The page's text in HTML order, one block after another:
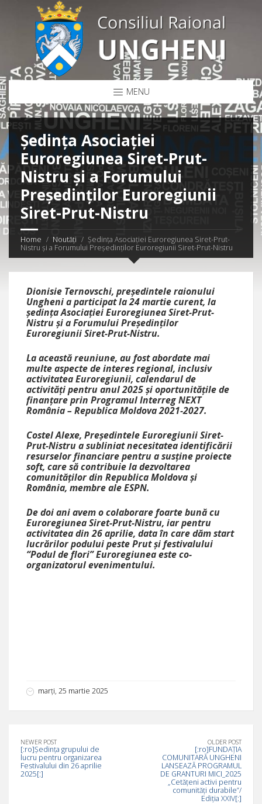
MENU
Ședința Asociației
Euroregiunea Siret-Prut-
Nistru și a Forumului
Președinților Euroregiunii
Siret-Prut-Nistru
Home Noutăți
Ședința Asociației Euroregiunea Siret-Prut-
Nistru și a Forumului Președinților Euroregiunii Siret-Prut-Nistru
Dionisie Ternovschi, președintele raionului
Ungheni a participat la 24 martie curent, la
ședința Asociației Euroregiunea Siret-Prut-
Nistru și a Forumului Președinților
Euroregiunii Siret-Prut-Nistru.
La această reuniune, au fost abordate mai
multe aspecte de interes regional, inclusiv
activitatea Euroregiunii, calendarul de
activități pentru anul 2025 și oportunitățile de
finanțare prin Programul Interreg NEXT
România – Republica Moldova 2021-2027.
Costel Alexe, Președintele Euroregiunii Siret-
Prut-Nistru a subliniat necesitatea identificării
resurselor financiare pentru a susține proiecte
soft, care să contribuie la dezvoltarea
comunităților din Republica Moldova și
România, membre ale ESPN.
De doi ani avem o colaborare foarte bună cu
Euroregiunea Siret-Prut-Nistru, iar pentru
activitatea din 26 aprilie, data în care dăm start
lucrărilor podului peste Prut și festivalului
“Podul de flori” Euroregiunea este co-
organizatorul evenimentului.
marți, 25 martie 2025
NEWER POST
[:ro]Ședința grupului de
lucru pentru organizarea
Festivalului din 26 aprilie
2025[:]
OLDER POST
[:ro]FUNDAȚIA
COMUNITARĂ UNGHENI
LANSEAZĂ PROGRAMUL
DE GRANTURI MICI_2025
„Cetățeni activi pentru
comunități durabile”/
Ediția XXIV[:]